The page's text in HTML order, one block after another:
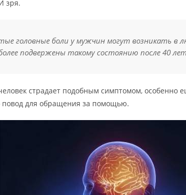
зря.
головные боли у мужчин могут возникать в
подвержены такому состоянию после 40
страдает подобным симптомом, особенно
повод для обращения за помощью.